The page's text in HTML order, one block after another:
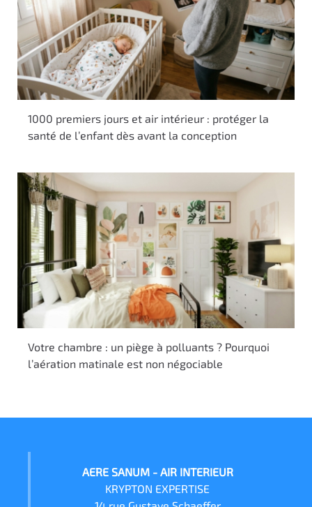
1000 premiers jours et air intérieur : protéger la
santé de l’enfant dès avant la conception
Votre chambre : un piège à polluants ? Pourquoi
l’aération matinale est non négociable
AERE SANUM - AIR INTERIEUR
KRYPTON EXPERTISE